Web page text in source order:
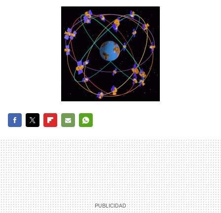
MAIL